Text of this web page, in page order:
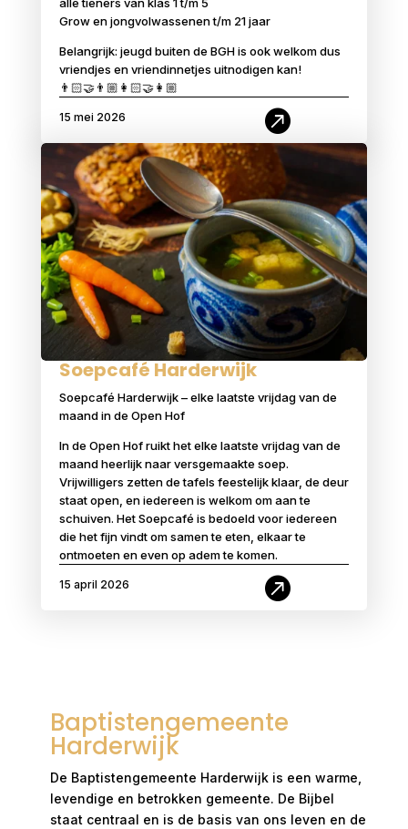
alle tieners van klas 1 t/m 5
Grow en jongvolwassenen t/m 21 jaar
Belangrijk: jeugd buiten de BGH is ook welkom dus
vriendjes en vriendinnetjes uitnodigen kan!
👨🏻‍🤝‍👨🏼👩🏻‍🤝‍👩🏼
15 mei 2026 
Soepcafé Harderwijk
Soepcafé Harderwijk – elke laatste vrijdag van de
maand in de Open Hof
In de Open Hof ruikt het elke laatste vrijdag van de
maand heerlijk naar versgemaakte soep.
Vrijwilligers zetten de tafels feestelijk klaar, de deur
staat open, en iedereen is welkom om aan te
schuiven. Het Soepcafé is bedoeld voor iedereen
die het fijn vindt om samen te eten, elkaar te
ontmoeten en even op adem te komen.
15 april 2026 
Baptistengemeente
Harderwijk
De Baptistengemeente Harderwijk is een warme,
levendige en betrokken gemeente. De Bijbel
staat centraal en is de basis van ons leven en de